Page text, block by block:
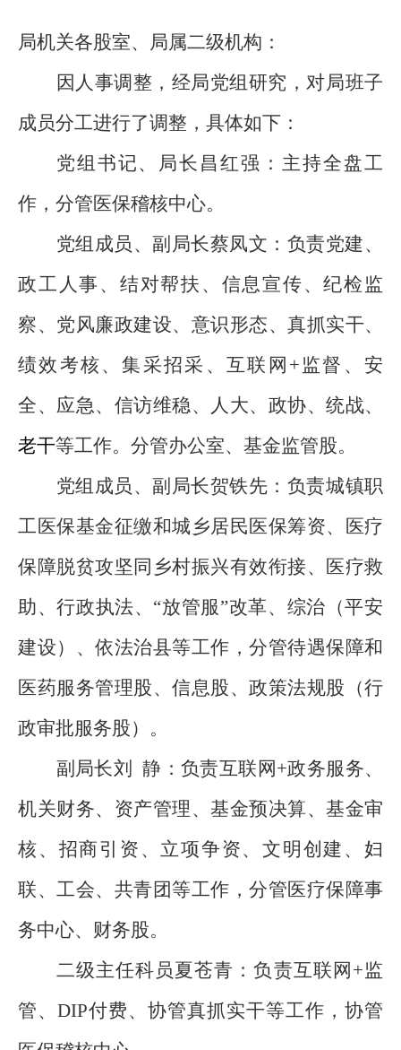
局机关各股室、 局属二级机构：
因人事调整， 经局党组研究，对局班子
成员分工进行了调整，具体如下：
党组书记、局长昌红强 ： 主持全盘工
作 ，分管医保稽核中心。
党组成员、副局长蔡凤文：负责党建、
政工人事、结对帮扶、信息宣传、纪检监
察、党风廉政建设、意识形态、真抓实干、
绩效考核、集采招采、 互联网 + 监督、安
全、应急、信访维稳、人大、政协、统战、
老干等工作。分管办公室、基金监管股。
党组成员、副局长贺铁先 ： 负责城镇职
工医保基金征缴和城乡居民医保筹资、医疗
保障脱贫攻坚同乡村振兴有效衔接、
医疗救
助、行政执法、 “放管服”改革、 综治（平安
建设）、依法治县等工作，分管待遇保障和
医药服务管理股、信息股、政策法规股（行
政审批服务股）。
副局长刘
静：负责互联网+政务服务、
机关财务、资产管理、基金预决算、基金审
核、招商引资、立项争资、文明创建、妇
联、工会、共青团等工作，分管医疗保障事
务中心、财务股。
二级主任科员夏苍青：负责互联网 +监
管、 DIP付费、协管真抓实干等工作， 协管